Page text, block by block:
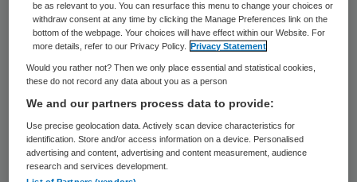
platform Pointer (KRO-NCRV).
Zo hanteren veel klinieken voor
eetstoornissen een leeftijdsgrens en
weigeren gemeenten soms goede zorg aan
huis. Ouders blijven met lege handen achter,
terwijl hun kind levensgevaarlijk vermagert.
be as relevant to you. You can resurface this menu to change your choices or
withdraw consent at any time by clicking the Manage Preferences link on the
bottom of the webpage. Your choices will have effect within our Website. For
more details, refer to our Privacy Policy.
Privacy Statement
Would you rather not? Then we only place essential and statistical cookies,
these do not record any data about you as a person
We and our partners process data to provide:
Use precise geolocation data. Actively scan device characteristics for
identification. Store and/or access information on a device. Personalised
advertising and content, advertising and content measurement, audience
research and services development.